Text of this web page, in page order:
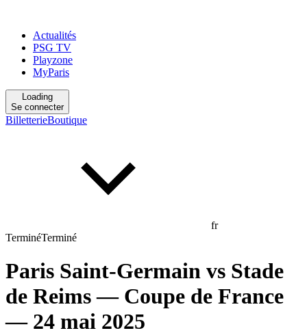
Actualités
PSG TV
Playzone
MyParis
Loading
Se connecter
BilletterieBoutique
fr
TerminéTerminé
Paris Saint-Germain vs Stade
de Reims— Coupe de France
— 24 mai 2025